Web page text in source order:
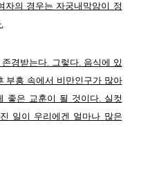
자의 경우는 자궁내막암이 정
경받는다. 그렇다. 음식에 있
부흥 속에서 비만인구가 많아
좋은 교훈이 될 것이다. 실컷
일이 우리에겐 얼마나 많은